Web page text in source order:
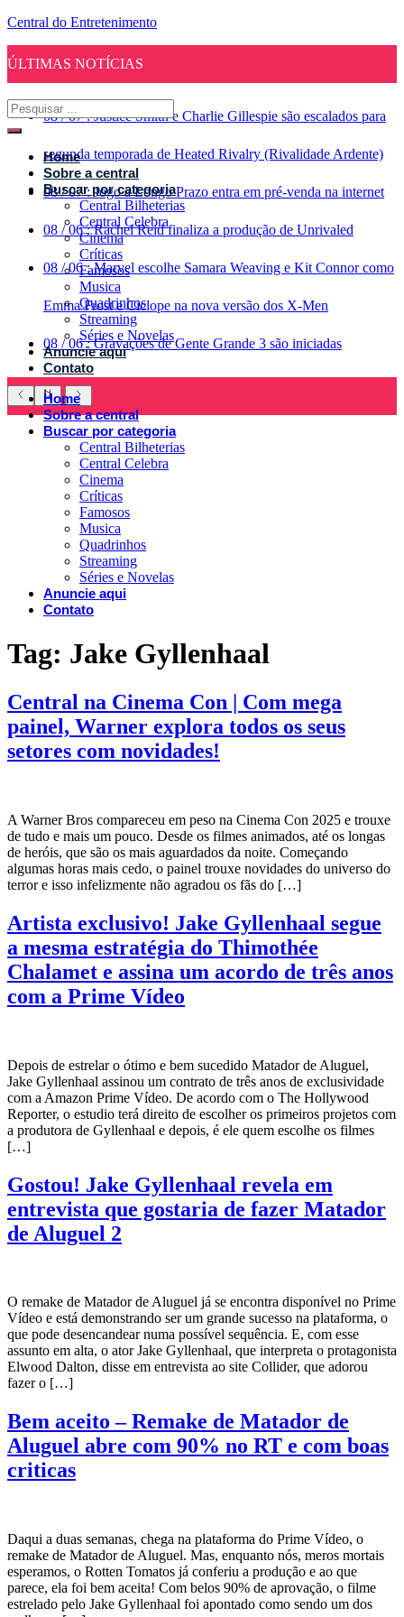
Central do Entretenimento
ÚLTIMAS NOTÍCIAS
08 / 07 : Justice Smith e Charlie Gillespie são escalados para
segunda temporada de Heated Rivalry (Rivalidade Ardente)
08 / 07 : Jogo a Longo Prazo entra em pré-venda na internet
08 / 06 : Rachel Reid finaliza a produção de Unrivaled
08 / 06 : Marvel escolhe Samara Weaving e Kit Connor como
Emma Frost e Ciclope na nova versão dos X-Men
08 / 06 : Gravações de Gente Grande 3 são iniciadas
Home
Sobre a central
Buscar por categoria
Central Bilheterias
Central Celebra
Cinema
Críticas
Famosos
Musica
Quadrinhos
Streaming
Séries e Novelas
Anuncie aqui
Contato
Home
Sobre a central
Buscar por categoria
Central Bilheterias
Central Celebra
Cinema
Críticas
Famosos
Musica
Quadrinhos
Streaming
Séries e Novelas
Anuncie aqui
Contato
Tag: Jake Gyllenhaal
Central na Cinema Con | Com mega
painel, Warner explora todos os seus
setores com novidades!
A Warner Bros compareceu em peso na Cinema Con 2025 e trouxe
de tudo e mais um pouco. Desde os filmes animados, até os longas
de heróis, que são os mais aguardados da noite. Começando
algumas horas mais cedo, o painel trouxe novidades do universo do
terror e isso infelizmente não agradou os fãs do […]
Artista exclusivo! Jake Gyllenhaal segue
a mesma estratégia do Thimothée
Chalamet e assina um acordo de três anos
com a Prime Vídeo
Depois de estrelar o ótimo e bem sucedido Matador de Aluguel,
Jake Gyllenhaal assinou um contrato de três anos de exclusividade
com a Amazon Prime Vídeo. De acordo com o The Hollywood
Reporter, o estudio terá direito de escolher os primeiros projetos com
a produtora de Gyllenhaal e depois, é ele quem escolhe os filmes
[…]
Gostou! Jake Gyllenhaal revela em
entrevista que gostaria de fazer Matador
de Aluguel 2
O remake de Matador de Aluguel já se encontra disponível no Prime
Vídeo e está demonstrando ser um grande sucesso na plataforma, o
que pode desencandear numa possível sequência. E, com esse
assunto em alta, o ator Jake Gyllenhaal, que interpreta o protagonista
Elwood Dalton, disse em entrevista ao site Collider, que adorou
fazer o […]
Bem aceito – Remake de Matador de
Aluguel abre com 90% no RT e com boas
criticas
Daqui a duas semanas, chega na plataforma do Prime Vídeo, o
remake de Matador de Aluguel. Mas, enquanto nós, meros mortais
esperamos, o Rotten Tomatos já conferiu a produção e ao que
parece, ela foi bem aceita! Com belos 90% de aprovação, o filme
estrelado pelo Jake Gyllenhaal foi apontado como sendo um dos